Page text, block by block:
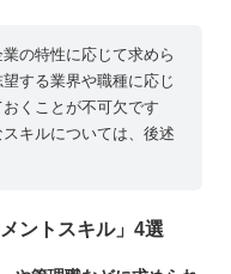
の特性に応じて求めら
する業界や職種に応じ
くことが不可欠です
キルについては、後述
ントスキル」4選